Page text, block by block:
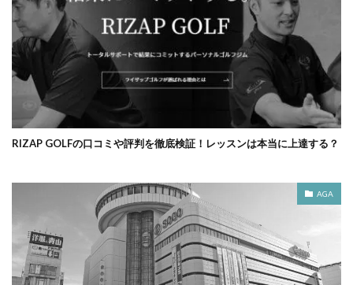
RIZAP GOLFの口コミや評判を徹底検証！レッスンは本当に上達する？
AGA